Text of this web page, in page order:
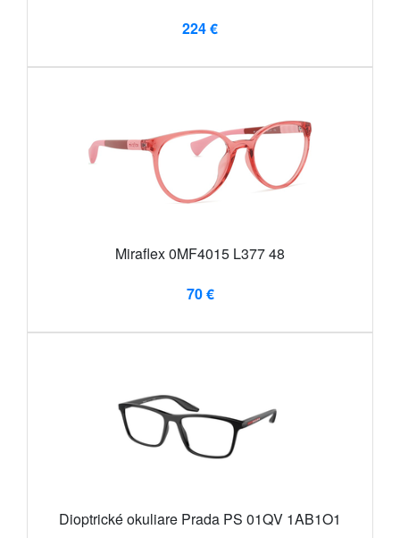
224 €
Miraflex 0MF4015 L377 48
70 €
Dioptrické okuliare Prada PS 01QV 1AB1O1